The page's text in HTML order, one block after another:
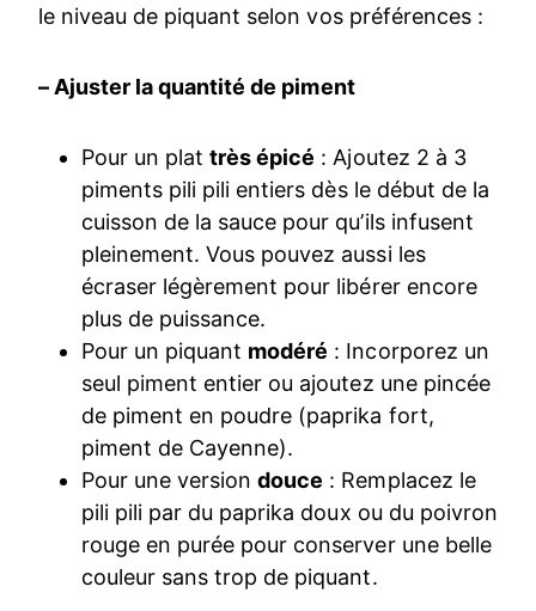
le niveau de piquant selon vos préférences :
– Ajuster la quantité de piment
Pour un plattrès épicé : Ajoutez 2 à 3
piments pili pili entiers dès le début de la
cuisson de la sauce pour qu’ils infusent
pleinement. Vous pouvez aussi les
écraser légèrement pour libérer encore
plus de puissance.
Pour un piquant modéré : Incorporez un
seul piment entier ou ajoutez une pincée
de piment en poudre (paprika fort,
piment de Cayenne).
Pour une versiondouce : Remplacez le
pili pili par du paprika doux ou du poivron
rouge en purée pour conserver une belle
couleur sans trop de piquant.